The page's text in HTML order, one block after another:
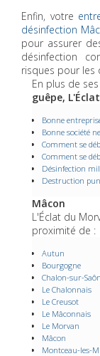
Enfin, votre
désinfection
pour assurer
désinfection
risques pour les
En plus de
guêpe,
Bonne
Bonne société
Comment se
Comment se
Désinfection
Destruction
Mâcon
L'Éclat du
proximité de :
Autun
Bourgogne
Chalon-sur-
Le Chalonnais
Le Creusot
Le Mâconnais
Le Morvan
Mâcon
Montceau-les-